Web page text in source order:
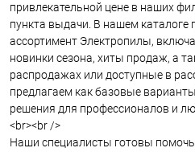
привлекательной цене в наших
пункта выдачи. В нашем каталоге
ассортимент Электропилы,
новинки сезона, хиты продаж, а
распродажах или доступные в
предлагаем как базовые
решения для профессионалов и
<br><br />
Наши специалисты готовы